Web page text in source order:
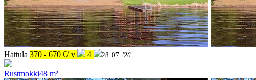
Hattula 370 - 670 €/ v 4 28. 07. '26
Rustmokki48 m²